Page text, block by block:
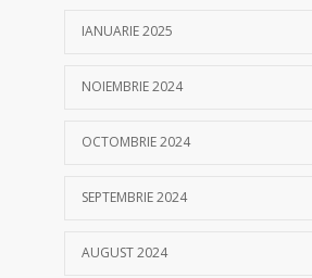
IANUARIE 2025
NOIEMBRIE 2024
OCTOMBRIE 2024
SEPTEMBRIE 2024
AUGUST 2024